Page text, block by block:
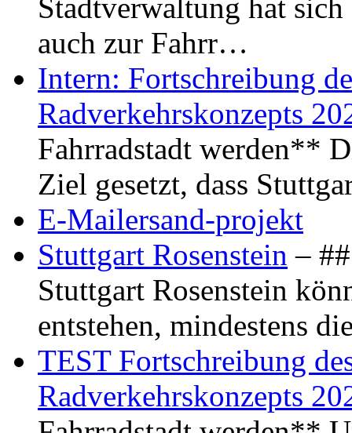
Stadtverwaltung hat
auch zur Fahrr…
Intern: Fortschreibung
Radverkehrskonzepts
Fahrradstadt werden**
Ziel gesetzt, dass
E-Mailersand-projekt
Stuttgart Rosenstein –
Stuttgart Rosenstein
entstehen, mindestens
TEST Fortschreibung
Radverkehrskonzepts